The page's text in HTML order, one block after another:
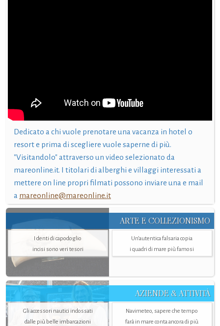
Dedicato a chi vuole prenotare una vacanza in hotel o
resort e prima di scegliere vuole saperne di più.
"Visitandolo" attraverso un video selezionato da
mareonline.it. I titolari di alberghi e villaggi interessati a
mettere on line propri filmati possono inviare una e mail
a mareonline@mareonline.it
ARTE E COLLEZIONISMO
I denti di capodoglio
incisi sono veri tesori
Un’autentica falsaria copia
i quadri di mare più famosi
AZIENDE & ATTIVITÀ
Gli accessori nautici indossati
dalle più belle imbarcazioni
Navimeteo, sapere che tempo
farà in mare conta ancora di più